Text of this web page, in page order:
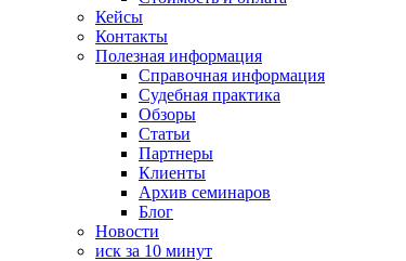
Кейсы
Контакты
Полезная информация
Справочная информация
Судебная практика
Обзоры
Статьи
Партнеры
Клиенты
Архив семинаров
Блог
Новости
иск за 10 минут